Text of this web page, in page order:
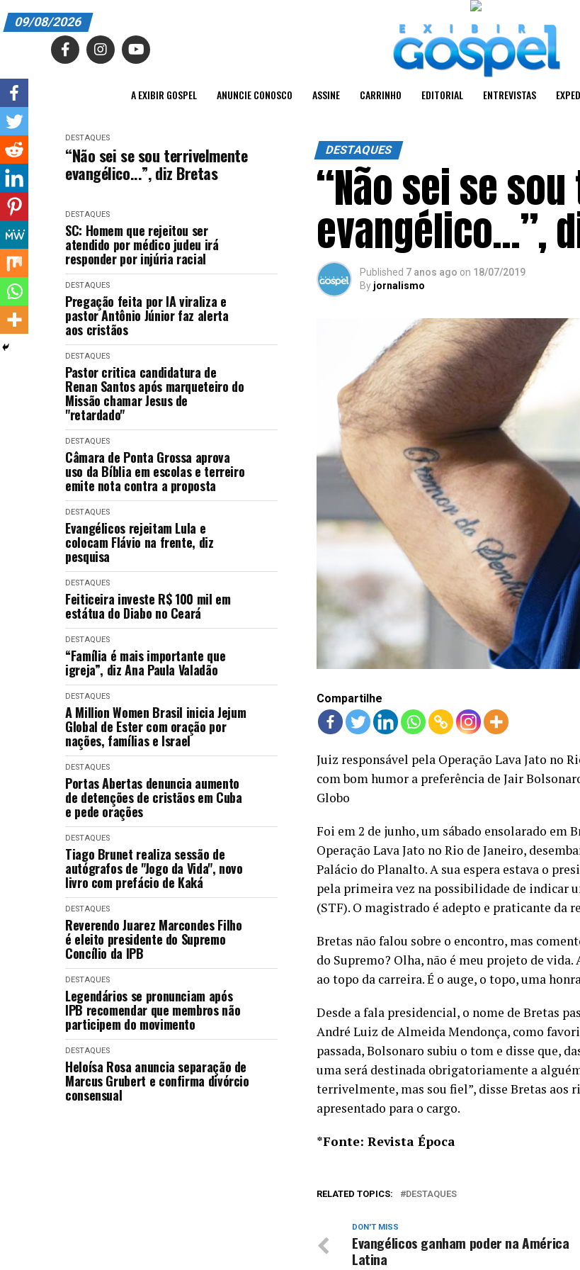
A EXIBIR GOSPEL
EDITORIAL
EXPEDIENTE
FINALIZAR COMPRA
HOME
LANÇAMENTOS
09/08/2026
A EXIBIR GOSPEL ANUNCIE CONOSCO ASSINE CARRINHO EDITORIAL ENTREVISTAS
DESTAQUES
“Não sei se sou terrivelmente
evangélico...”, diz Bretas
DESTAQUES
SC: Homem que rejeitou ser
atendido por médico judeu irá
responder por injúria racial
DESTAQUES
Pregação feita por IA viraliza e
pastor Antônio Júnior faz alerta
aos cristãos
DESTAQUES
Pastor critica candidatura de
Renan Santos após marqueteiro do
Missão chamar Jesus de
"retardado"
DESTAQUES
Câmara de Ponta Grossa aprova
uso da Bíblia em escolas e terreiro
emite nota contra a proposta
DESTAQUES
Evangélicos rejeitam Lula e
colocam Flávio na frente, diz
pesquisa
DESTAQUES
Feiticeira investe R$ 100 mil em
estátua do Diabo no Ceará
DESTAQUES
“Família é mais importante que
igreja”, diz Ana Paula Valadão
DESTAQUES
A Million Women Brasil inicia Jejum
Global de Ester com oração por
nações, famílias e Israel
DESTAQUES
Portas Abertas denuncia aumento
de detenções de cristãos em Cuba
e pede orações
DESTAQUES
Tiago Brunet realiza sessão de
autógrafos de "Jogo da Vida", novo
livro com prefácio de Kaká
DESTAQUES
Reverendo Juarez Marcondes Filho
é eleito presidente do Supremo
Concílio da IPB
DESTAQUES
Legendários se pronunciam após
IPB recomendar que membros não
participem do movimento
DESTAQUES
Heloísa Rosa anuncia separação de
Marcus Grubert e confirma divórcio
consensual
DESTAQUES
“Não sei se
evangélico…”,
Published 7 anos ago on 18/07/2019
By jornalismo
Compartilhe
Juiz responsável pela Operação Lava Jato no
com bom humor a preferência de Jair
Globo
Foi em 2 de junho, um sábado ensolarado em
Operação Lava Jato no Rio de Janeiro,
Palácio do Planalto. A sua espera estava o
pela primeira vez na possibilidade de indicar
(STF). O magistrado é adepto e praticante da
Bretas não falou sobre o encontro, mas
do Supremo? Olha, não é meu projeto de
ao topo da carreira. É o auge, o topo, uma
Desde a fala presidencial, o nome de Bretas
André Luiz de Almeida Mendonça, como
passada, Bolsonaro subiu o tom e disse que,
uma será destinada obrigatoriamente a
terrivelmente, mas sou fiel”, disse Bretas aos
apresentado para o cargo.
*Fonte: Revista Época
RELATED TOPICS: DESTAQUES
DON'T MISS
Evangélicos ganham poder na América
Latina